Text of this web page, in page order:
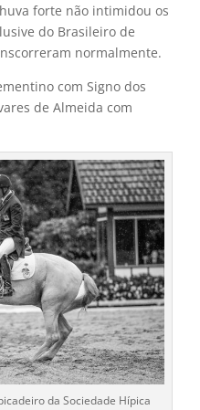
forte não intimidou os
do Brasileiro de
normalmente.
com Signo dos
de Almeida com
da Sociedade Hípica